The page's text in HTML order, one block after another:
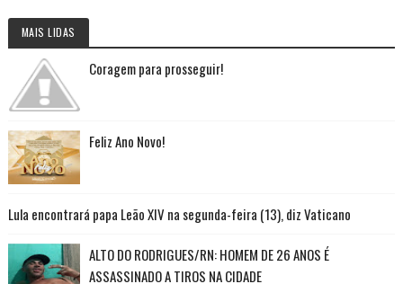
MAIS LIDAS
Coragem para prosseguir!
Feliz Ano Novo!
Lula encontrará papa Leão XIV na segunda-feira (13), diz Vaticano
ALTO DO RODRIGUES/RN: HOMEM DE 26 ANOS É
ASSASSINADO A TIROS NA CIDADE